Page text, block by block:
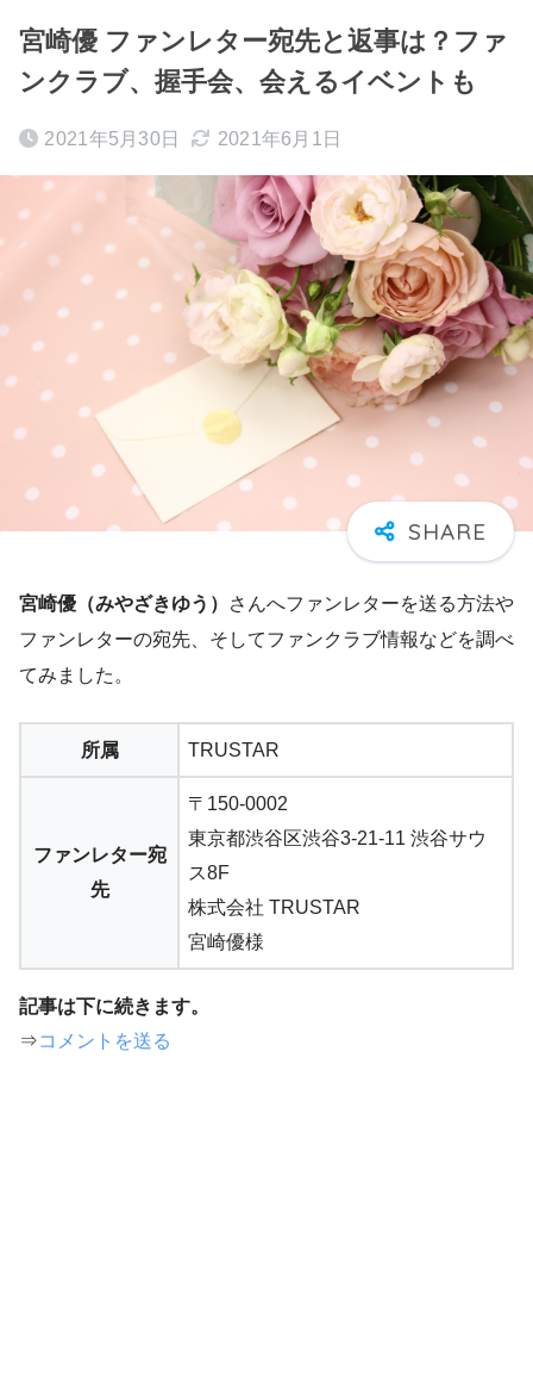
宮崎優 ファンレター宛先と返事は？ファ
ンクラブ、握手会、会えるイベントも
2021年5月30日 2021年6月1日
宮崎優（みやざきゆう）
さんへファンレターを送る方法や
ファンレターの宛先、そしてファンクラブ情報などを調べ
てみました。
所属 TRUSTAR
ファンレター宛
先
〒150-0002
東京都渋谷区渋谷3-21-11 渋谷サウ
ス8F
株式会社 TRUSTAR
宮崎優様
記事は下に続きます。
⇒コメントを送る